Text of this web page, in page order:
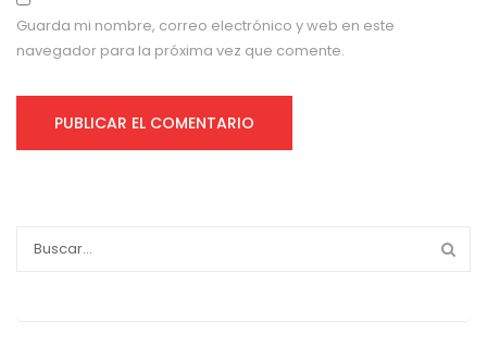
Guarda mi nombre, correo electrónico y web en este
navegador para la próxima vez que comente.